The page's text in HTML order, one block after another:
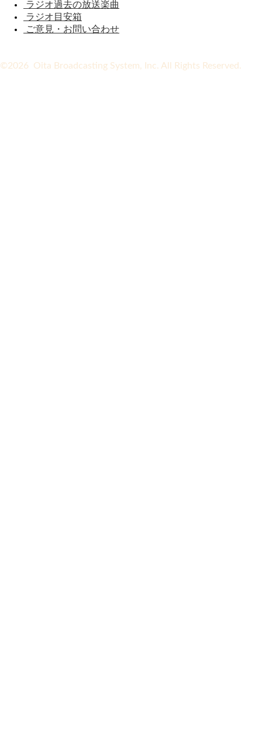
ラジオ過去の放送楽曲
ラジオ目安箱
ご意見・お問い合わせ
©2026 Oita Broadcasting System, Inc. All Rights Reserved.